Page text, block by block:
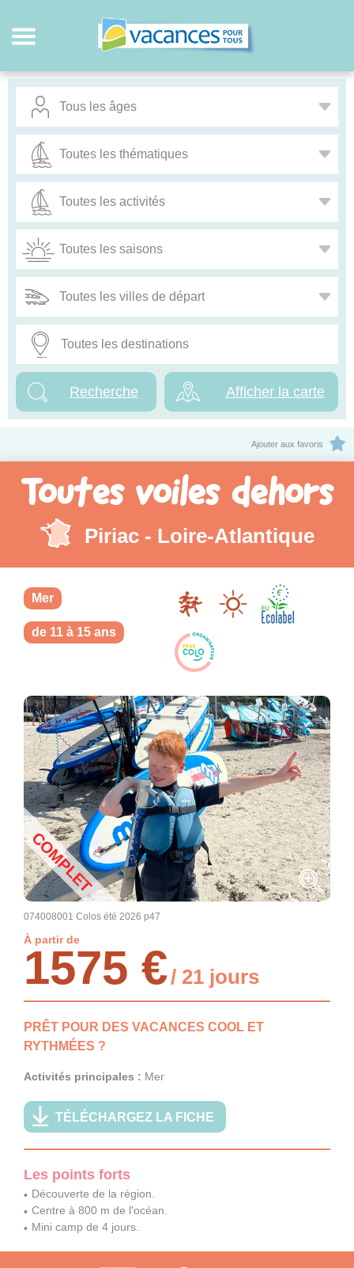
Afficher la carte
Ajouter aux favoris
Toutes voiles dehors
Piriac - Loire-Atlantique
Mer
de 11 à 15 ans
COMPLET
074008001 Colos été 2026 p47
À partir de
1575 €/ 21 jours
PRÊT POUR DES VACANCES COOL ET
RYTHMÉES ?
Activités principales : Mer
TÉLÉCHARGEZ LA FICHE
Les points forts
Découverte de la région.
Centre à 800 m de l'océan.
Mini camp de 4 jours.